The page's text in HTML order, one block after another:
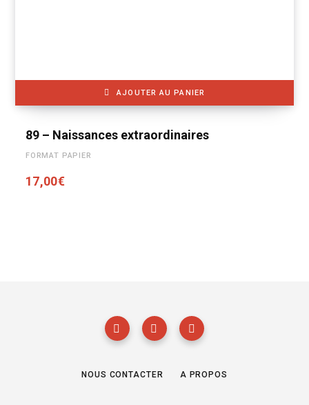
AJOUTER AU PANIER
89 – Naissances extraordinaires
FORMAT PAPIER
17,00€
NOUS CONTACTER A PROPOS